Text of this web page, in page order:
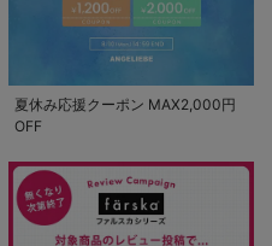
夏休み応援クーポン MAX2,000円
OFF